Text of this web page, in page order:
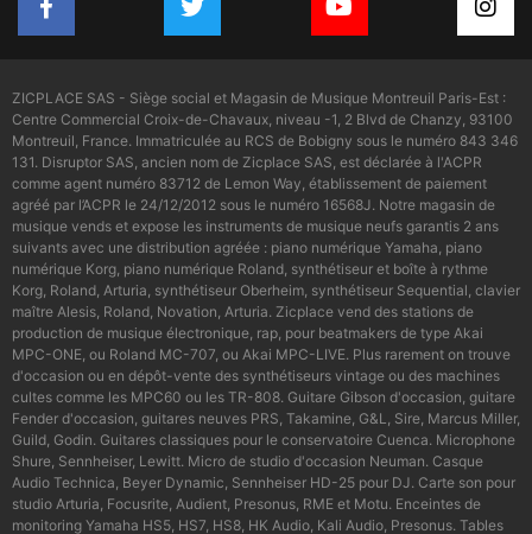
ZICPLACE SAS - Siège social et Magasin de Musique Montreuil Paris-Est :
Centre Commercial Croix-de-Chavaux, niveau -1, 2 Blvd de Chanzy, 93100
Montreuil, France. Immatriculée au RCS de Bobigny sous le numéro 843 346
131. Disruptor SAS, ancien nom de Zicplace SAS, est déclarée à l'ACPR
comme agent numéro 83712 de Lemon Way, établissement de paiement
agréé par l’ACPR le 24/12/2012 sous le numéro 16568J. Notre magasin de
musique vends et expose les instruments de musique neufs garantis 2 ans
suivants avec une distribution agréée : piano numérique Yamaha, piano
numérique Korg, piano numérique Roland, synthétiseur et boîte à rythme
Korg, Roland, Arturia, synthétiseur Oberheim, synthétiseur Sequential, clavier
maître Alesis, Roland, Novation, Arturia. Zicplace vend des stations de
production de musique électronique, rap, pour beatmakers de type Akai
MPC-ONE, ou Roland MC-707, ou Akai MPC-LIVE. Plus rarement on trouve
d'occasion ou en dépôt-vente des synthétiseurs vintage ou des machines
cultes comme les MPC60 ou les TR-808. Guitare Gibson d'occasion, guitare
Fender d'occasion, guitares neuves PRS, Takamine, G&L, Sire, Marcus Miller,
Guild, Godin. Guitares classiques pour le conservatoire Cuenca. Microphone
Shure, Sennheiser, Lewitt. Micro de studio d'occasion Neuman. Casque
Audio Technica, Beyer Dynamic, Sennheiser HD-25 pour DJ. Carte son pour
studio Arturia, Focusrite, Audient, Presonus, RME et Motu. Enceintes de
monitoring Yamaha HS5, HS7, HS8, HK Audio, Kali Audio, Presonus. Tables